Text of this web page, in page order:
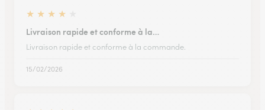
★ ★ ★ ★
Livraison rapide et conforme à la…
Livraison rapide et conforme à la commande.
15/02/2026